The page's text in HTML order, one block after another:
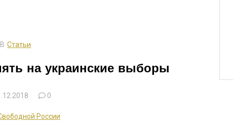
В Статьи
на украинские выборы
0
России